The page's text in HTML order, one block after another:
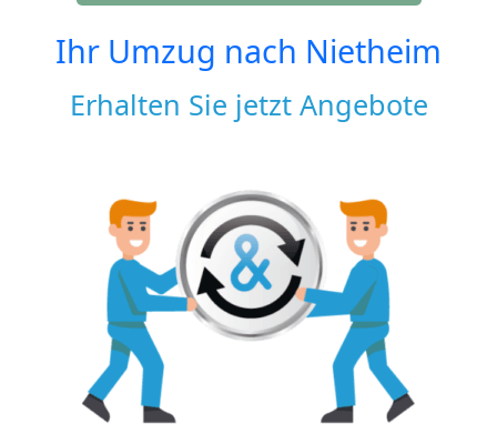
Ihr Umzug nach Nietheim
Erhalten Sie jetzt Angebote